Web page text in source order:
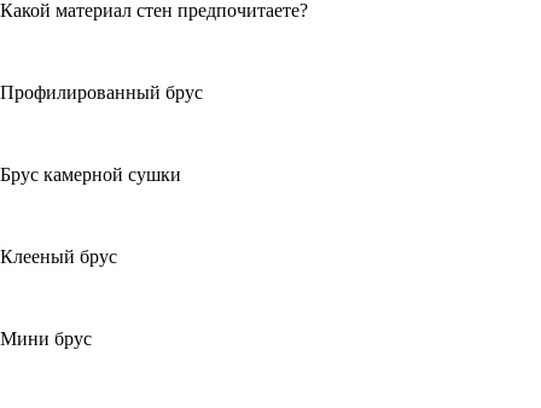
Какой материал стен предпочитаете?
Профилированный брус
Брус камерной сушки
Клееный брус
Мини брус